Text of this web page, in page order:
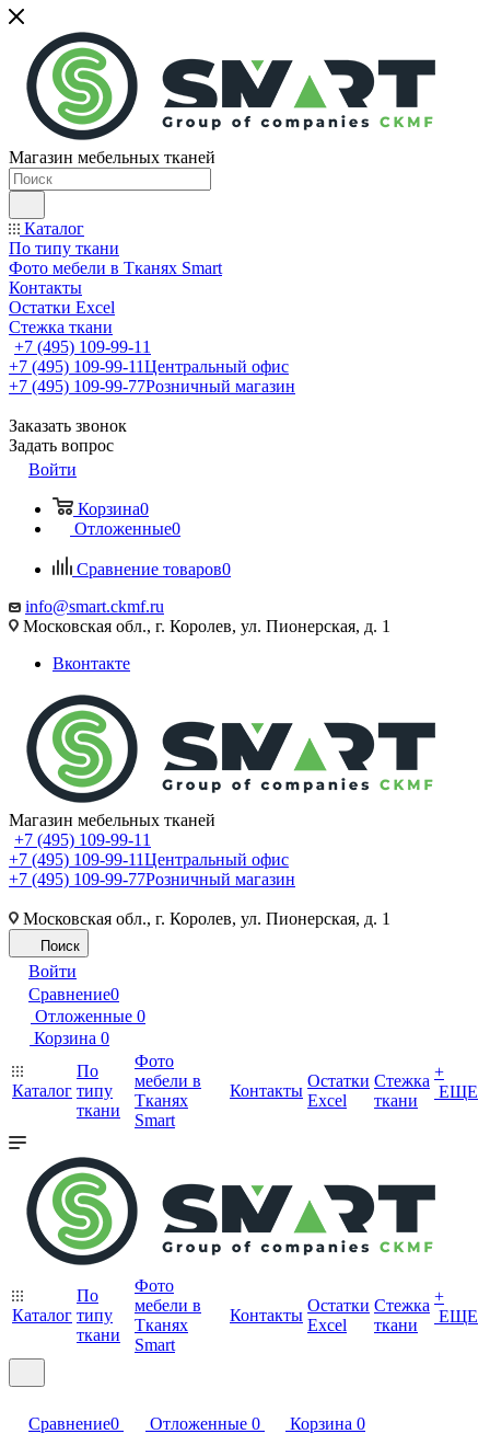
Магазин мебельных тканей
Каталог
По типу ткани
Фото мебели в Тканях Smart
Контакты
Остатки Excel
Стежка ткани
+7 (495) 109-99-11
+7 (495) 109-99-11Центральный офис
+7 (495) 109-99-77Розничный магазин
Заказать звонок
Задать вопрос
Войти
Корзина0
Отложенные0
Сравнение товаров0
info@smart.ckmf.ru
Московская обл., г. Королев, ул. Пионерская, д. 1
Вконтакте
Магазин мебельных тканей
+7 (495) 109-99-11
+7 (495) 109-99-11Центральный офис
+7 (495) 109-99-77Розничный магазин
Московская обл., г. Королев, ул. Пионерская, д. 1
Поиск
Войти
Сравнение0
Отложенные 0
Корзина 0
Каталог
По
типу
ткани
Фото
мебели в
Тканях
Smart
Контакты
Остатки
Excel
Стежка
ткани
+
ЕЩЕ
Каталог
По
типу
ткани
Фото
мебели в
Тканях
Smart
Контакты
Остатки
Excel
Стежка
ткани
+
ЕЩЕ
Сравнение0 Отложенные 0 Корзина 0